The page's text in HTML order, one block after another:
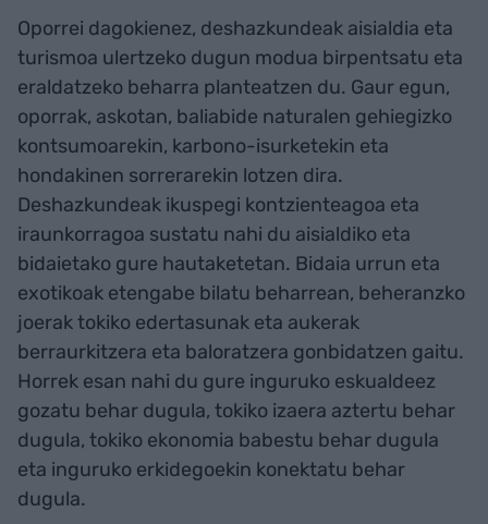
Oporrei dagokienez, deshazkundeak aisialdia eta
turismoa ulertzeko dugun modua birpentsatu eta
eraldatzeko beharra planteatzen du. Gaur egun,
oporrak, askotan, baliabide naturalen gehiegizko
kontsumoarekin, karbono-isurketekin eta
hondakinen sorrerarekin lotzen dira.
Deshazkundeak ikuspegi kontzienteagoa eta
iraunkorragoa sustatu nahi du aisialdiko eta
bidaietako gure hautaketetan. Bidaia urrun eta
exotikoak etengabe bilatu beharrean, beheranzko
joerak tokiko edertasunak eta aukerak
berraurkitzera eta baloratzera gonbidatzen gaitu.
Horrek esan nahi du gure inguruko eskualdeez
gozatu behar dugula, tokiko izaera aztertu behar
dugula, tokiko ekonomia babestu behar dugula
eta inguruko erkidegoekin konektatu behar
dugula.